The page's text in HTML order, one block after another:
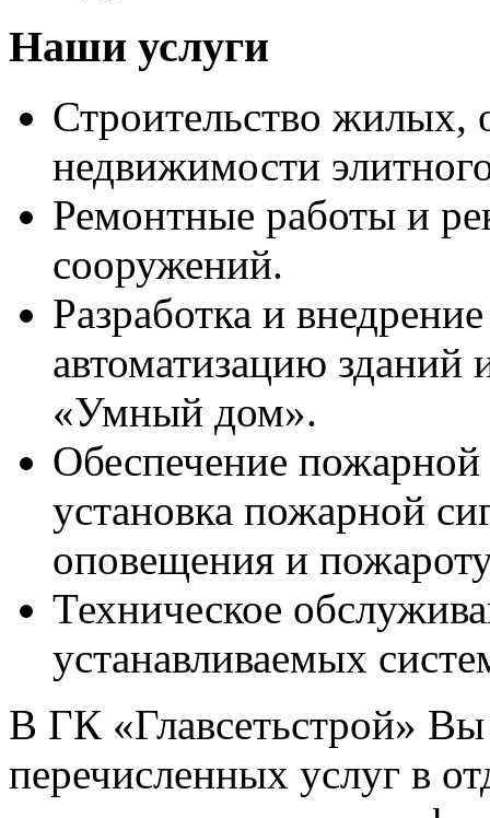
Наши услуги
Строительство жилых,
недвижимости
Ремонтные работы и
сооружений.
Разработка и
автоматизацию зданий
«Умный дом».
Обеспечение пожарной
установка пожарной
оповещения и
Техническое
устанавливаемых
В ГК «Главсетьстрой»
перечисленных услуг в